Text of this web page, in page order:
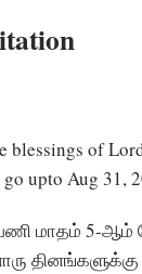
blessings of
upto Aug 31,
மாதம் 5-ஆம்